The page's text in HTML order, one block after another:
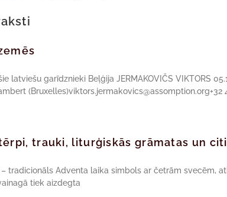
latviešu garīdznieki Beļģija JERMAKOVIČS VIKTORS
(Bruxelles)viktors.jermakovics@assomption.org+32
trauki, liturģiskās grāmatas un
tradicionāls Adventa laika simbols ar četrām svecēm,
tiek aizdegta